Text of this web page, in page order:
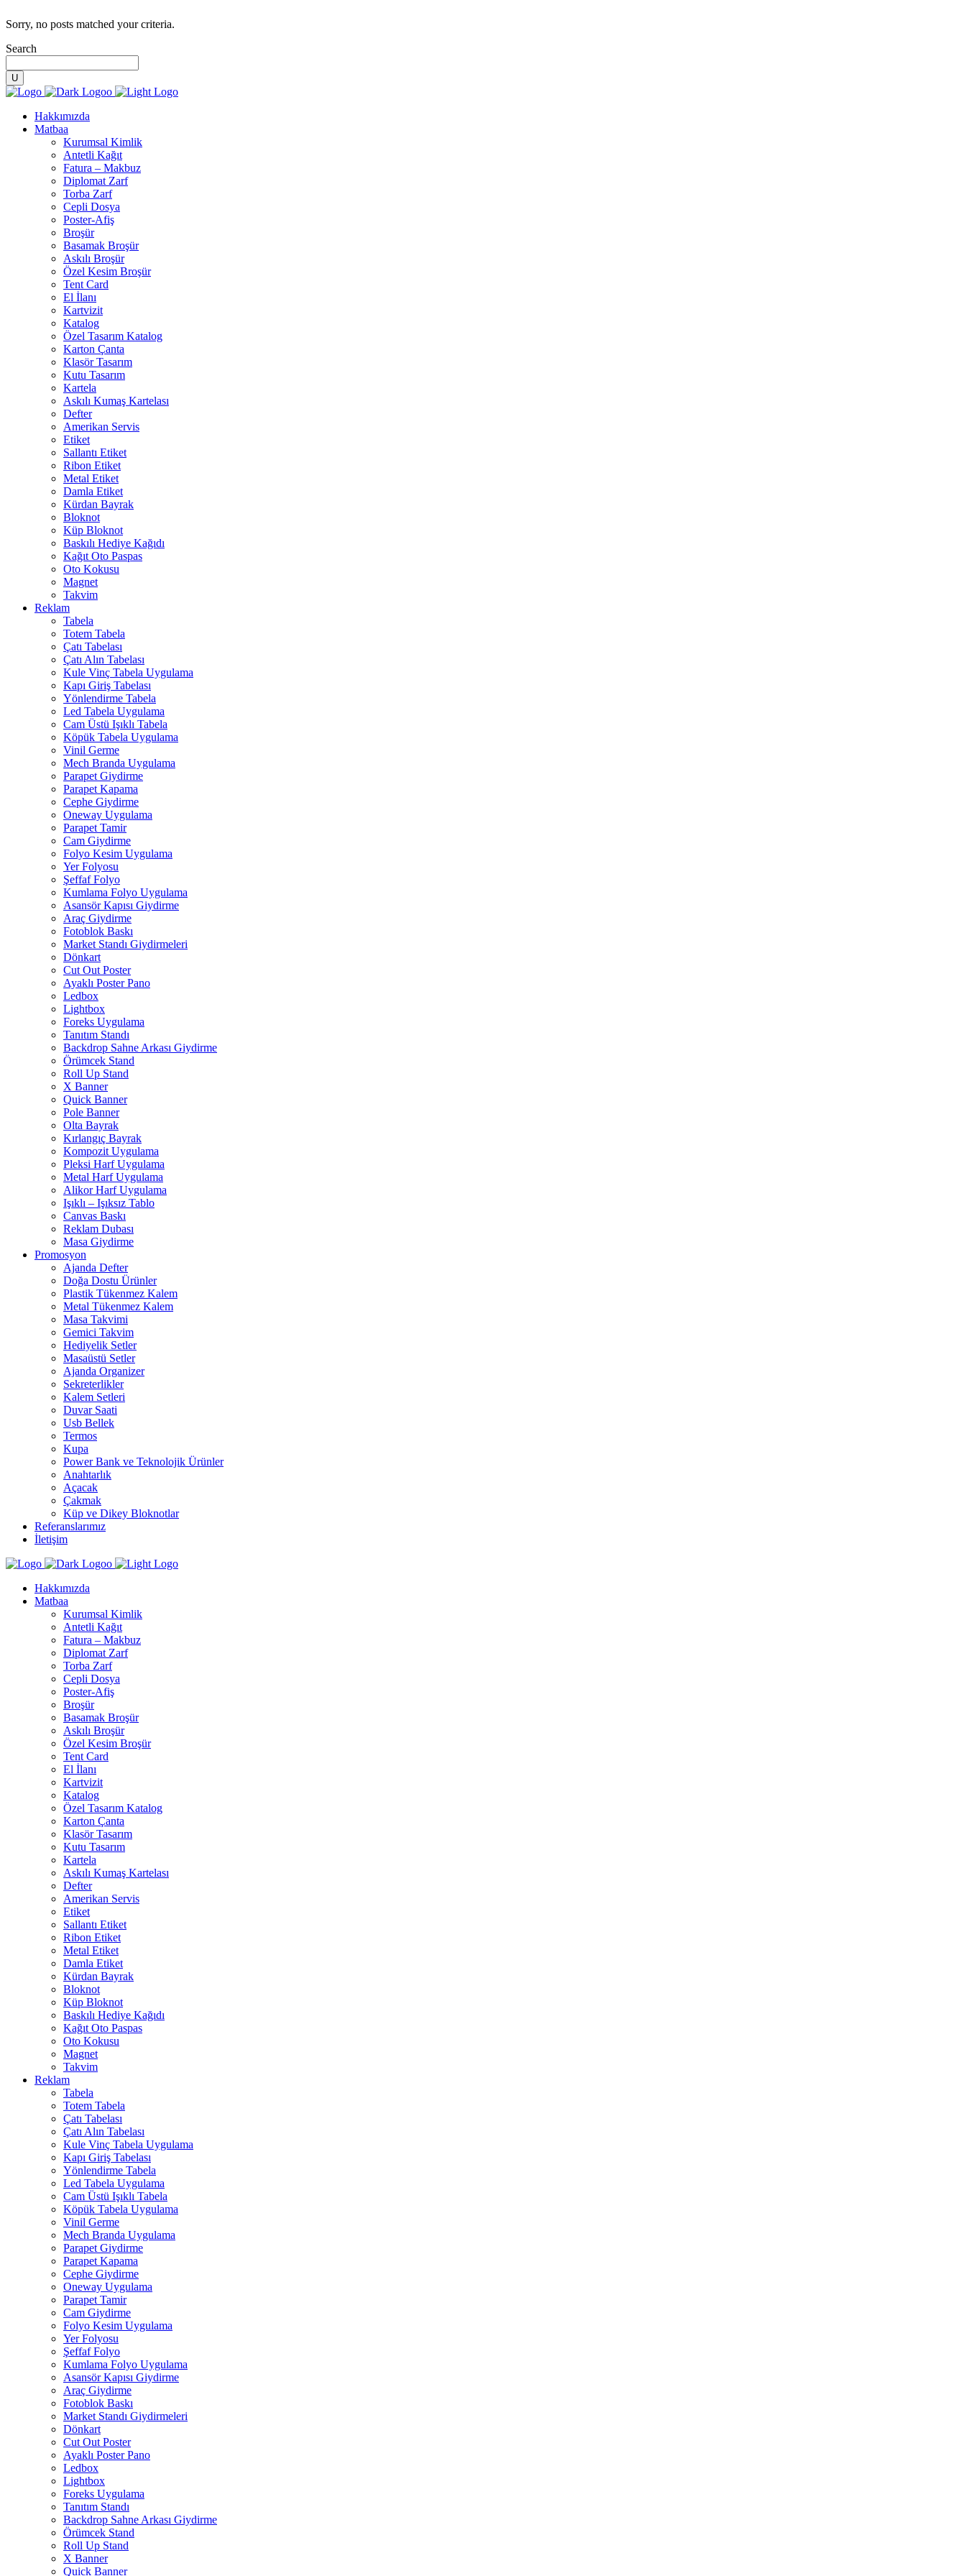
Sorry, no posts matched your criteria.
Search
Hakkımızda
Matbaa
Kurumsal Kimlik
Antetli Kağıt
Fatura – Makbuz
Diplomat Zarf
Torba Zarf
Cepli Dosya
Poster-Afiş
Broşür
Basamak Broşür
Askılı Broşür
Özel Kesim Broşür
Tent Card
El İlanı
Kartvizit
Katalog
Özel Tasarım Katalog
Karton Çanta
Klasör Tasarım
Kutu Tasarım
Kartela
Askılı Kumaş Kartelası
Defter
Amerikan Servis
Etiket
Sallantı Etiket
Ribon Etiket
Metal Etiket
Damla Etiket
Kürdan Bayrak
Bloknot
Küp Bloknot
Baskılı Hediye Kağıdı
Kağıt Oto Paspas
Oto Kokusu
Magnet
Takvim
Reklam
Tabela
Totem Tabela
Çatı Tabelası
Çatı Alın Tabelası
Kule Vinç Tabela Uygulama
Kapı Giriş Tabelası
Yönlendirme Tabela
Led Tabela Uygulama
Cam Üstü Işıklı Tabela
Köpük Tabela Uygulama
Vinil Germe
Mech Branda Uygulama
Parapet Giydirme
Parapet Kapama
Cephe Giydirme
Oneway Uygulama
Parapet Tamir
Cam Giydirme
Folyo Kesim Uygulama
Yer Folyosu
Şeffaf Folyo
Kumlama Folyo Uygulama
Asansör Kapısı Giydirme
Araç Giydirme
Fotoblok Baskı
Market Standı Giydirmeleri
Dönkart
Cut Out Poster
Ayaklı Poster Pano
Ledbox
Lightbox
Foreks Uygulama
Tanıtım Standı
Backdrop Sahne Arkası Giydirme
Örümcek Stand
Roll Up Stand
X Banner
Quick Banner
Pole Banner
Olta Bayrak
Kırlangıç Bayrak
Kompozit Uygulama
Pleksi Harf Uygulama
Metal Harf Uygulama
Alikor Harf Uygulama
Işıklı – Işıksız Tablo
Canvas Baskı
Reklam Dubası
Masa Giydirme
Promosyon
Ajanda Defter
Doğa Dostu Ürünler
Plastik Tükenmez Kalem
Metal Tükenmez Kalem
Masa Takvimi
Gemici Takvim
Hediyelik Setler
Masaüstü Setler
Ajanda Organizer
Sekreterlikler
Kalem Setleri
Duvar Saati
Usb Bellek
Termos
Kupa
Power Bank ve Teknolojik Ürünler
Anahtarlık
Açacak
Çakmak
Küp ve Dikey Bloknotlar
Referanslarımız
İletişim
Hakkımızda
Matbaa
Kurumsal Kimlik
Antetli Kağıt
Fatura – Makbuz
Diplomat Zarf
Torba Zarf
Cepli Dosya
Poster-Afiş
Broşür
Basamak Broşür
Askılı Broşür
Özel Kesim Broşür
Tent Card
El İlanı
Kartvizit
Katalog
Özel Tasarım Katalog
Karton Çanta
Klasör Tasarım
Kutu Tasarım
Kartela
Askılı Kumaş Kartelası
Defter
Amerikan Servis
Etiket
Sallantı Etiket
Ribon Etiket
Metal Etiket
Damla Etiket
Kürdan Bayrak
Bloknot
Küp Bloknot
Baskılı Hediye Kağıdı
Kağıt Oto Paspas
Oto Kokusu
Magnet
Takvim
Reklam
Tabela
Totem Tabela
Çatı Tabelası
Çatı Alın Tabelası
Kule Vinç Tabela Uygulama
Kapı Giriş Tabelası
Yönlendirme Tabela
Led Tabela Uygulama
Cam Üstü Işıklı Tabela
Köpük Tabela Uygulama
Vinil Germe
Mech Branda Uygulama
Parapet Giydirme
Parapet Kapama
Cephe Giydirme
Oneway Uygulama
Parapet Tamir
Cam Giydirme
Folyo Kesim Uygulama
Yer Folyosu
Şeffaf Folyo
Kumlama Folyo Uygulama
Asansör Kapısı Giydirme
Araç Giydirme
Fotoblok Baskı
Market Standı Giydirmeleri
Dönkart
Cut Out Poster
Ayaklı Poster Pano
Ledbox
Lightbox
Foreks Uygulama
Tanıtım Standı
Backdrop Sahne Arkası Giydirme
Örümcek Stand
Roll Up Stand
X Banner
Quick Banner